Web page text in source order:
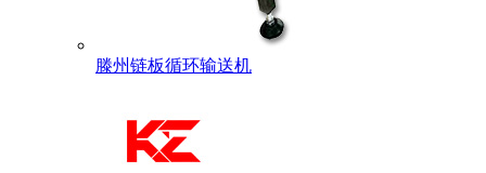
滕州链板循环输送机